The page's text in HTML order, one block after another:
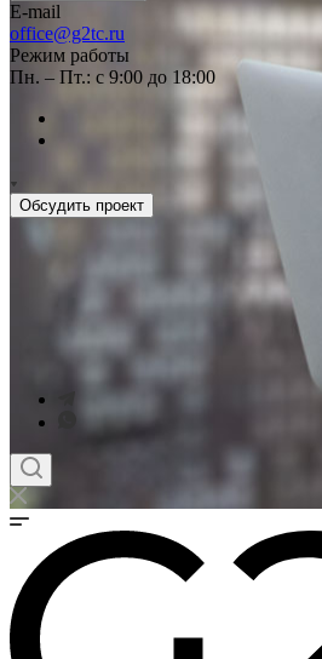
E-mail
office@g2tc.ru
Режим работы
Пн. – Пт.: с 9:00 до 18:00
Обсудить проект